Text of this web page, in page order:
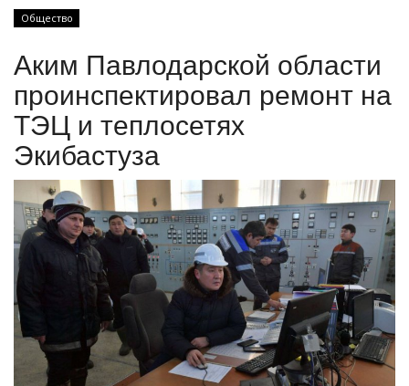
ПАВЛОДАРСКАЯ ОБЛАСТЬ
КАЗАХСТАН
МИР
СПЕЦПРОЕКТЫ
СПОРТ
Чек-лист
РАЗВЛЕЧЕНИЯ
Общество
Аким Павлодарской области
проинспектировал ремонт на
ТЭЦ и теплосетях
Экибастуза